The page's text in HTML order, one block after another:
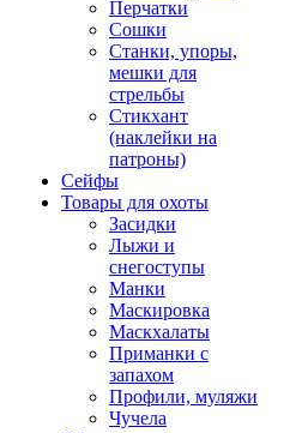
Перчатки
Сошки
Станки, упоры,
мешки для
стрельбы
Стикхант
(наклейки на
патроны)
Сейфы
Товары для охоты
Засидки
Лыжи и
снегоступы
Манки
Маскировка
Маскхалаты
Приманки с
запахом
Профили, муляжи
Чучела